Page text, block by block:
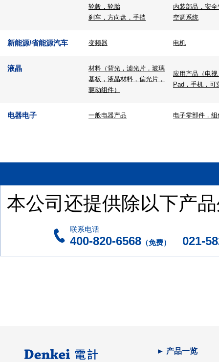
轮毂，轮胎
刹车，方向盘，手挡
内装部品，安
空调系统
新能源/省能源汽车 变频器 电机
液晶
材料（背光，滤光片，玻璃
基板，液晶材料，偏光片，
驱动组件）
应用产品（电
Pad，手机，可
电器电子 一般电器产品 电子零部件，组
本公司还提供除以下产
联系电话
400-820-6568 （免费） 021-
► 产品一览